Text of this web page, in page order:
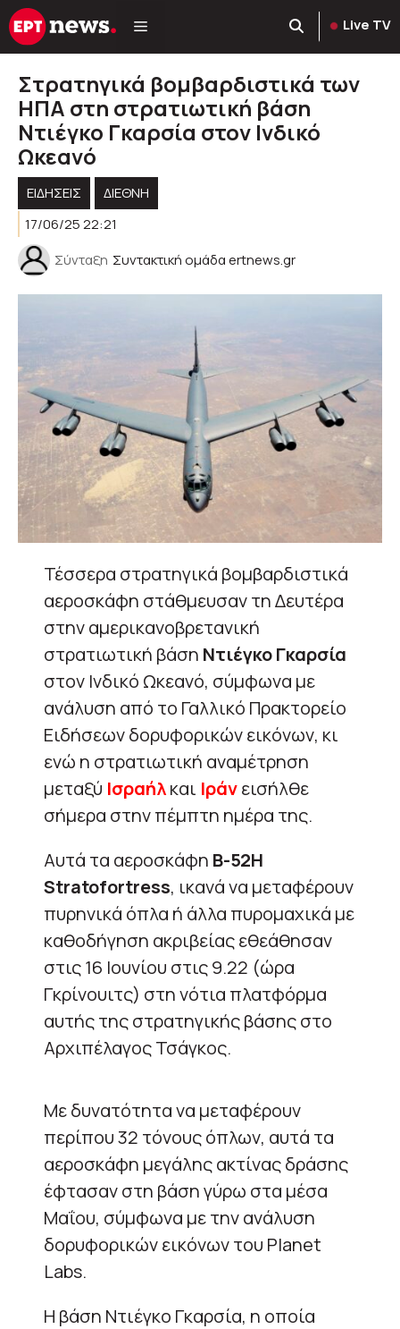
Μετάβαση
σε
Live TV
Στρατηγικά βομβαρδιστικά των
ΗΠΑ στη στρατιωτική βάση
Ντιέγκο Γκαρσία στον Ινδικό
Ωκεανό
ΕΙΔΗΣΕΙΣ
ΔΙΕΘΝΗ
17/06/25 22:21
Σύνταξη Συντακτική ομάδα ertnews.gr
Τέσσερα στρατηγικά βομβαρδιστικά
αεροσκάφη στάθμευσαν τη Δευτέρα
στην αμερικανοβρετανική
στρατιωτική βάση Ντιέγκο Γκαρσία
στον Ινδικό Ωκεανό, σύμφωνα με
ανάλυση από το Γαλλικό Πρακτορείο
Ειδήσεων δορυφορικών εικόνων, κι
ενώ η στρατιωτική αναμέτρηση
μεταξύ Ισραήλκαι Ιράνεισήλθε
σήμερα στην πέμπτη ημέρα της.
Αυτά τα αεροσκάφη B-52H
Stratofortress, ικανά να μεταφέρουν
πυρηνικά όπλα ή άλλα πυρομαχικά με
καθοδήγηση ακριβείας εθεάθησαν
στις 16 Ιουνίου στις 9.22 (ώρα
Γκρίνουιτς) στη νότια πλατφόρμα
αυτής της στρατηγικής βάσης στο
Αρχιπέλαγος Τσάγκος.
Με δυνατότητα να μεταφέρουν
περίπου 32 τόνους όπλων, αυτά τα
αεροσκάφη μεγάλης ακτίνας δράσης
έφτασαν στη βάση γύρω στα μέσα
Μαΐου, σύμφωνα με την ανάλυση
δορυφορικών εικόνων του Planet
Labs.
Η βάση Ντιέγκο Γκαρσία, η οποία